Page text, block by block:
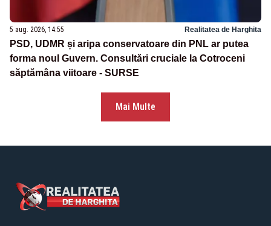
5 aug. 2026, 14:55 Realitatea de Harghita
PSD, UDMR și aripa conservatoare din PNL ar putea
forma noul Guvern. Consultări cruciale la Cotroceni
săptămâna viitoare - SURSE
Mai Multe